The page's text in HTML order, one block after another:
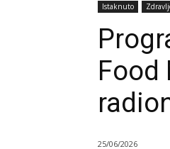
Istaknuto
Food
25/06/2026